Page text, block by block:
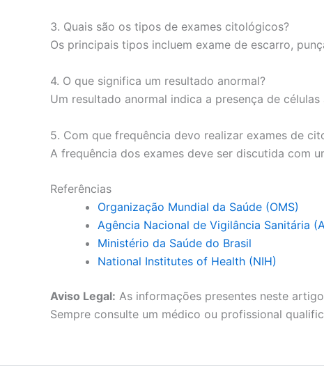
3. Quais são os tipos de exames citológicos?
Os principais tipos incluem exame de escarro,
4. O que significa um resultado anormal?
Um resultado anormal indica a presença de
5. Com que frequência devo realizar exames de
A frequência dos exames deve ser discutida com
Referências
Organização Mundial da Saúde (OMS)
Agência Nacional de Vigilância Sanitária
Ministério da Saúde do Brasil
National Institutes of Health (NIH)
Aviso Legal: As informações presentes neste
Sempre consulte um médico ou profissional